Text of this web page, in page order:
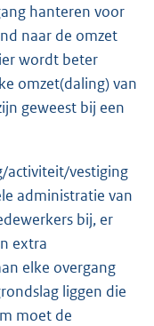
hanteren voor
naar de omzet
wordt beter
omzet(daling) van
geweest bij een
activiteit/vestiging
administratie van
bij, er
extra
elke overgang
liggen die
moet de